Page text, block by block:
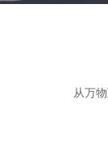
从万